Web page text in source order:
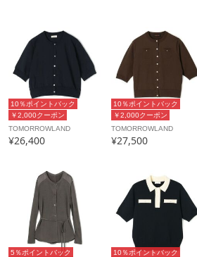
￥2,000クーポン
10％ポイントバック
TOMORROWLAND
¥26,400
￥2,000クーポン
10％ポイントバック
TOMORROWLAND
¥27,500
5％ポイントバック 10％ポイントバック